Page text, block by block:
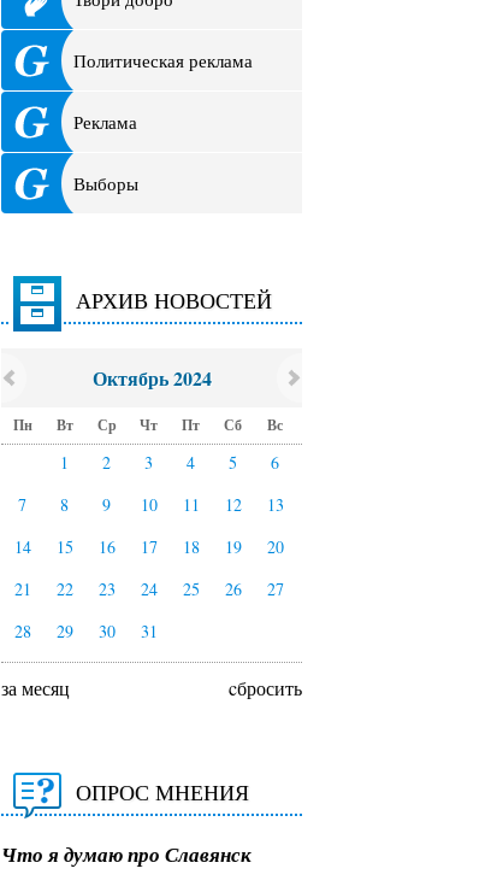
Политическая реклама
Реклама
Выборы
АРХИВ НОВОСТЕЙ
Октябрь 2024
Пн Вт Ср Чт Пт Сб Вс
1 2 3 4 5
6
7
8 9 10 11 12
13
14
15 16 17 18 19
20
21
22 23 24 25 26
27
28
29 30 31
за месяц cбросить
ОПРОС МНЕНИЯ
Что я думаю про Славянск